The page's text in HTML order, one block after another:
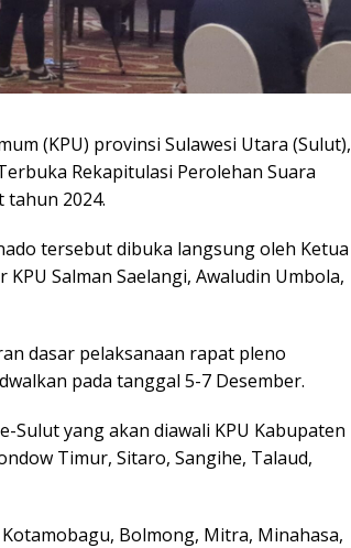
(KPU) provinsi Sulawesi Utara (Sulut),
Rekapitulasi Perolehan Suara
tahun 2024.
tersebut dibuka langsung oleh Ketua
Salman Saelangi, Awaludin Umbola,
dasar pelaksanaan rapat pleno
pada tanggal 5-7 Desember.
Sulut yang akan diawali KPU Kabupaten
Timur, Sitaro, Sangihe, Talaud,
Bolmong, Mitra, Minahasa,